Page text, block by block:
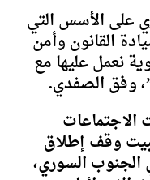
على الأسس التي
القانون وأمن
نعمل عليها مع
وفق الصفدي.
الاجتماعات
وقف إطلاق
الجنوب السوري،